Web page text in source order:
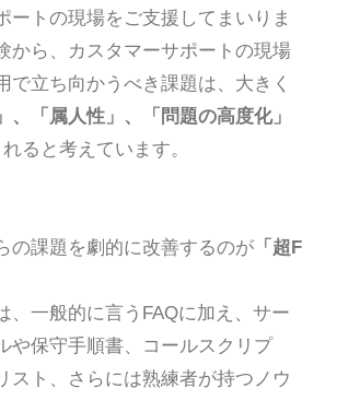
ートの現場をご支援してまいりま
から、カスタマーサポートの現場
で立ち向かうべき課題は、大きく
、「属人性」、「問題の高度化」
ると考えています。
の課題を劇的に改善するのが「超F
、一般的に言うFAQに加え、サー
や保守手順書、コールスクリプ
スト、さらには熟練者が持つノウ